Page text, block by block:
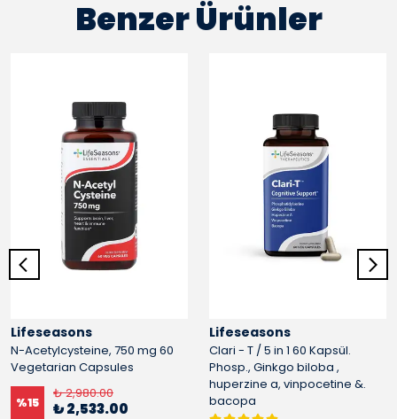
Benzer Ürünler
Lifeseasons
N-Acetylcysteine, 750 mg 60
Vegetarian Capsules
%15
₺ 2,980.00
₺ 2,533.00
Lifeseasons
Clari - T / 5 in 1 60 Kapsül.
Phosp., Ginkgo biloba ,
huperzine a, vinpocetine &.
bacopa